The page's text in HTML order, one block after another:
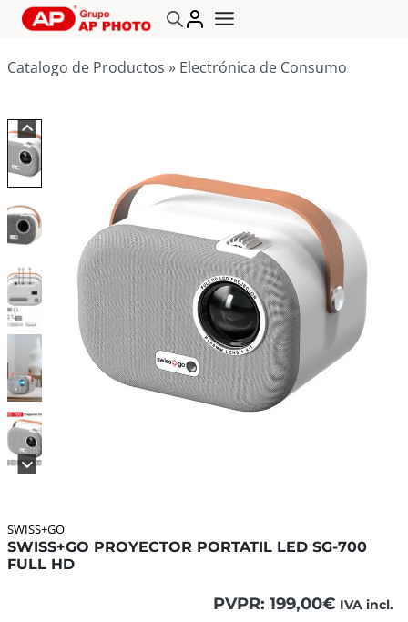
Saltar
Catalogo de Productos » Electrónica de Consumo
SWISS+GO
SWISS+GO PROYECTOR PORTATIL LED SG-700
FULL HD
PVPR: 199,00€ IVA incl.